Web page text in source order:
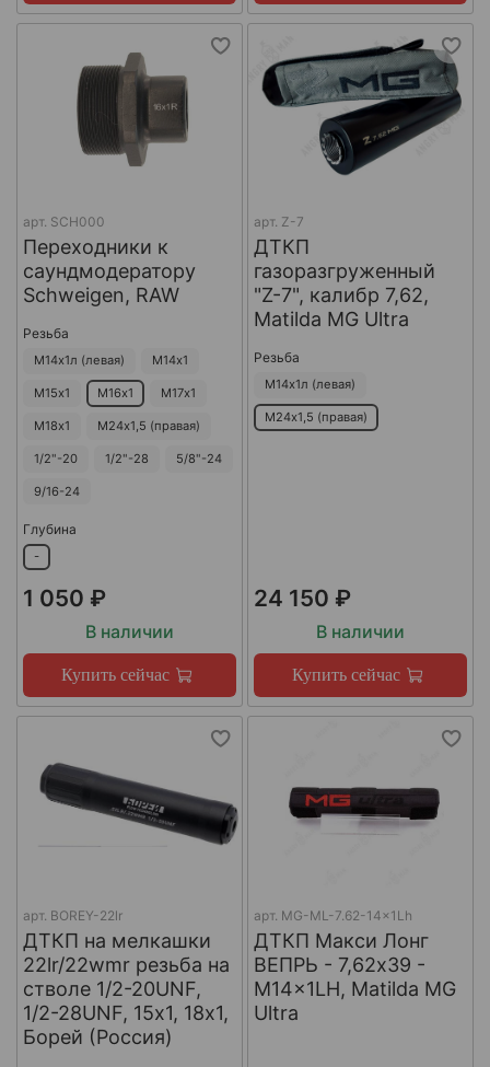
арт. SCH000
Переходники к
саундмодератору
Schweigen, RAW
Резьба
М14х1л (левая) М14х1
М15х1 М16х1 М17х1
М18х1 М24х1,5 (правая)
1/2"-20 1/2"-28 5/8"-24
9/16-24
Глубина
-
1 050 ₽
В наличии
Купить сейчас
арт. Z-7
ДТКП
газоразгруженный
"Z-7", калибр 7,62,
Matilda MG Ultra
Резьба
М14х1л (левая)
М24х1,5 (правая)
24 150 ₽
В наличии
Купить сейчас
арт. BOREY-22lr
ДТКП на мелкашки
22lr/22wmr резьба на
стволе 1/2-20UNF,
1/2-28UNF, 15х1, 18х1,
Борей (Россия)
арт. MG-ML-7.62-14x1Lh
ДТКП Макси Лонг
ВЕПРЬ - 7,62x39 -
M14x1LH, Matilda MG
Ultra